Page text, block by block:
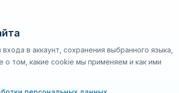
Статьи
в аккаунт, сохранения выбранного языка,
том, какие cookie мы применяем и как ими